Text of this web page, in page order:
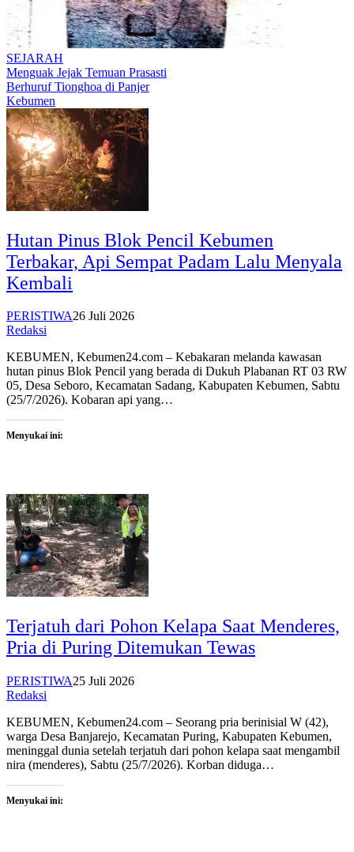
SEJARAH
Menguak Jejak Temuan Prasasti
Berhuruf Tionghoa di Panjer
Kebumen
Hutan Pinus Blok Pencil Kebumen
Terbakar, Api Sempat Padam Lalu Menyala
Kembali
PERISTIWA26 Juli 2026
Redaksi
KEBUMEN, Kebumen24.com – Kebakaran melanda kawasan
hutan pinus Blok Pencil yang berada di Dukuh Plabanan RT 03 RW
05, Desa Seboro, Kecamatan Sadang, Kabupaten Kebumen, Sabtu
(25/7/2026). Kobaran api yang…
Menyukai ini:
Terjatuh dari Pohon Kelapa Saat Menderes,
Pria di Puring Ditemukan Tewas
PERISTIWA25 Juli 2026
Redaksi
KEBUMEN, Kebumen24.com – Seorang pria berinisial W (42),
warga Desa Banjarejo, Kecamatan Puring, Kabupaten Kebumen,
meninggal dunia setelah terjatuh dari pohon kelapa saat mengambil
nira (menderes), Sabtu (25/7/2026). Korban diduga…
Menyukai ini: